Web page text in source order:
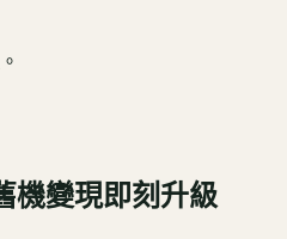
機變現即刻升級